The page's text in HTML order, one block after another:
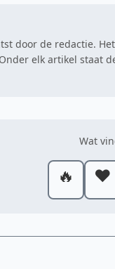
door de redactie.
elk artikel staat
Wat
🔥 ❤️